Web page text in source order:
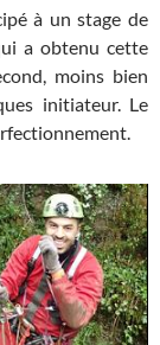
à un stage de
a obtenu cette
moins bien
initiateur. Le